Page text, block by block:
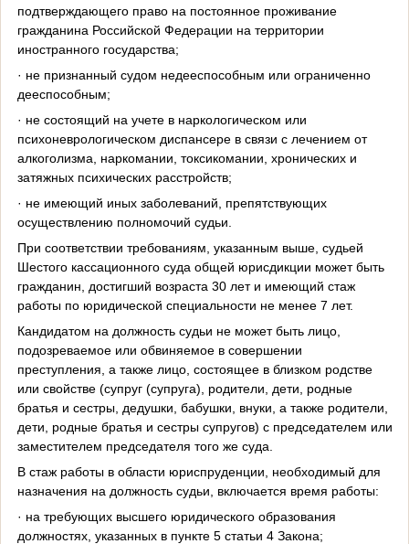
подтверждающего право на постоянное проживание
гражданина Российской Федерации на территории
иностранного государства;
· не признанный судом недееспособным или ограниченно
дееспособным;
· не состоящий на учете в наркологическом или
психоневрологическом диспансере в связи с лечением от
алкоголизма, наркомании, токсикомании, хронических и
затяжных психических расстройств;
· не имеющий иных заболеваний, препятствующих
осуществлению полномочий судьи.
При соответствии требованиям, указанным выше, судьей
Шестого кассационного суда общей юрисдикции может быть
гражданин, достигший возраста 30 лет и имеющий стаж
работы по юридической специальности не менее 7 лет.
Кандидатом на должность судьи не может быть лицо,
подозреваемое или обвиняемое в совершении
преступления, а также лицо, состоящее в близком родстве
или свойстве (супруг (супруга), родители, дети, родные
братья и сестры, дедушки, бабушки, внуки, а также родители,
дети, родные братья и сестры супругов) с председателем или
заместителем председателя того же суда.
В стаж работы в области юриспруденции, необходимый для
назначения на должность судьи, включается время работы:
· на требующих высшего юридического образования
должностях, указанных в пункте 5 статьи 4 Закона;